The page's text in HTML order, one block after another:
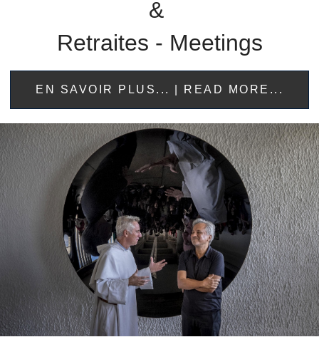
&
Retraites - Meetings
EN SAVOIR PLUS... | READ MORE...